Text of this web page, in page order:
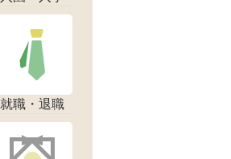
就職・退職